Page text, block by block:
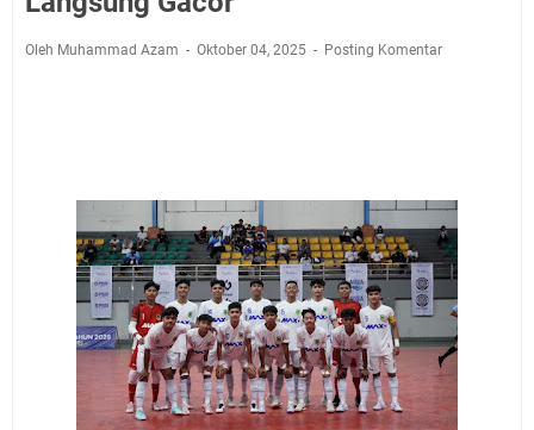
Sangat Seru
Dokumen SPMI
Sudahkah Kita Merdeka Dari Hawa Nafsu?
Info Sembako di Pasar Kepuh Kuningan Kamis 6
Agustus 2026, Daging Naik, Telur Turun
Agenda Kegiatan Bupati Kuningan Jumat 7 Agustus
2026 Ada Tiga, Tapi yang Bakal Dihadiri Hanya Satu
Ini Empat Lokasi Samsat Keliling Kuningan Jumat 7
Agustus 2026
Oleh Muhammad Azam Oktober 04, 2025 Posting Komentar